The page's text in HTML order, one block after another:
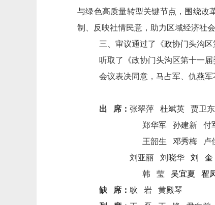
与绿色高质量转型关键节点，围绕改
制、反映社情民意，助力区域经济社
三、审议通过了 《政协门头沟
听取了《政协门头沟区第十一
会议表决同意， 马占军、仇燕军
出 席： 张翠萍 杜斌英 贾卫东
郑华军
孙建新 付
王韶生
邓秀梅 卢
刘亚丽
刘晓华 刘 奎
韩
莹 吴宜夏 翟
缺
席： 耿 岩
黄殿琴